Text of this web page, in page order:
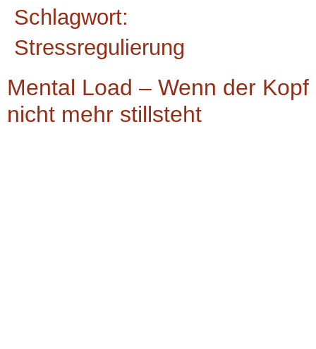
Schlagwort:
Stressregulierung
Mental Load – Wenn der Kopf
nicht mehr stillsteht